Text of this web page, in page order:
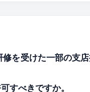
を受けた一部の支
すべきですか。